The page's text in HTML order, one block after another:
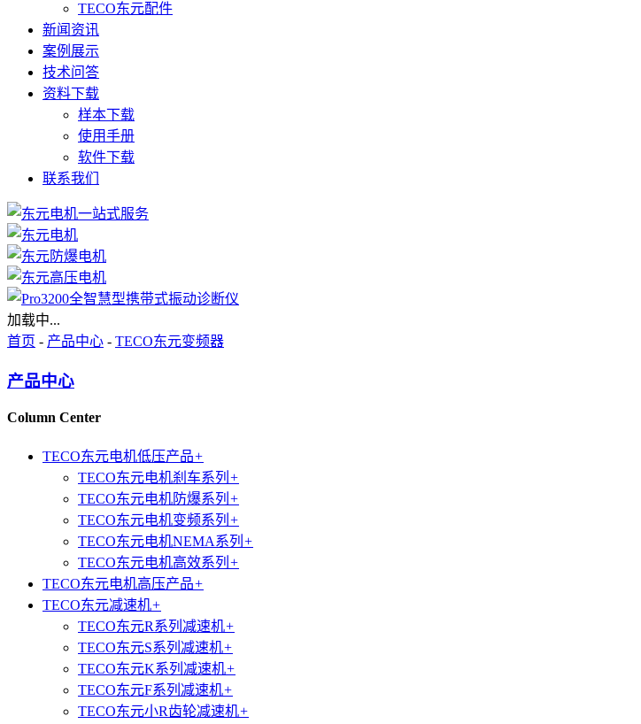
TECO东元配件
新闻资讯
案例展示
技术问答
资料下载
样本下载
使用手册
软件下载
联系我们
加载中...
首页 - 产品中心 - TECO东元变频器
产品中心
Column Center
TECO东元电机低压产品+
TECO东元电机刹车系列 +
TECO东元电机防爆系列 +
TECO东元电机变频系列 +
TECO东元电机NEMA系列 +
TECO东元电机高效系列 +
TECO东元电机高压产品+
TECO东元减速机+
TECO东元R系列减速机+
TECO东元S系列减速机+
TECO东元K系列减速机+
TECO东元F系列减速机+
TECO东元小R齿轮减速机+